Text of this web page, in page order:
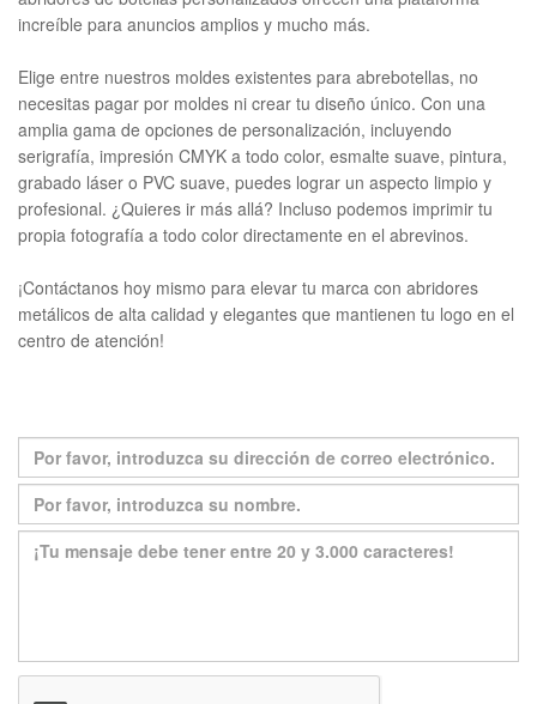
increíble para anuncios amplios y mucho más.
Elige entre nuestros moldes existentes para abrebotellas, no
necesitas pagar por moldes ni crear tu diseño único. Con una
amplia gama de opciones de personalización, incluyendo
serigrafía, impresión CMYK a todo color, esmalte suave, pintura,
grabado láser o PVC suave, puedes lograr un aspecto limpio y
profesional. ¿Quieres ir más allá? Incluso podemos imprimir tu
propia fotografía a todo color directamente en el abrevinos.
¡Contáctanos hoy mismo para elevar tu marca con abridores
metálicos de alta calidad y elegantes que mantienen tu logo en el
centro de atención!